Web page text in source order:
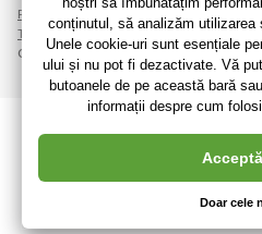
Regulile de protecție a datelor
Termeni și condiții.
Crearea de magazine online